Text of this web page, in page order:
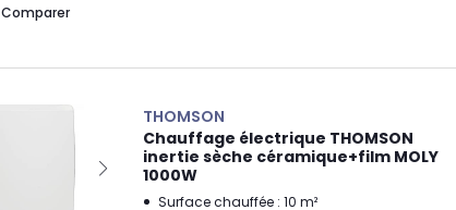
Comparer
THOMSON
Chauffage électrique THOMSON
inertie sèche céramique+film MOLY
1000W
Surface chauffée : 10 m²